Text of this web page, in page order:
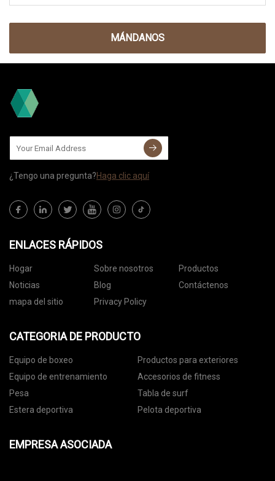
MÁNDANOS
¿Tengo una pregunta?Haga clic aquí
ENLACES RÁPIDOS
Hogar Sobre nosotros
Productos
Noticias
Blog
Contáctenos
mapa del sitio
Privacy Policy
CATEGORIA DE PRODUCTO
Equipo de boxeo
Productos para exteriores
Equipo de entrenamiento
Accesorios de fitness
Pesa
Tabla de surf
Estera deportiva
Pelota deportiva
EMPRESA ASOCIADA